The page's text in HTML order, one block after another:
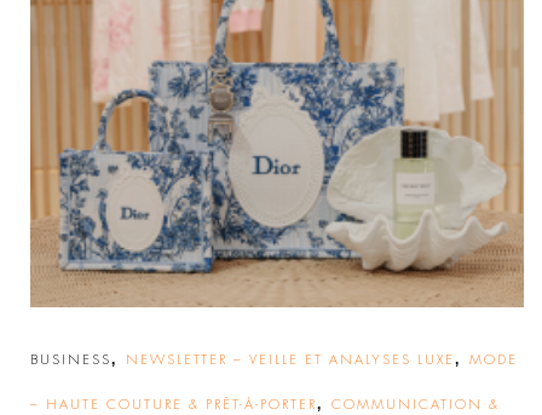
BUSINESS, NEWSLETTER – VEILLE ET ANALYSES LUXE , MODE
– HAUTE COUTURE & PRÊT-À-PORTER, COMMUNICATION &